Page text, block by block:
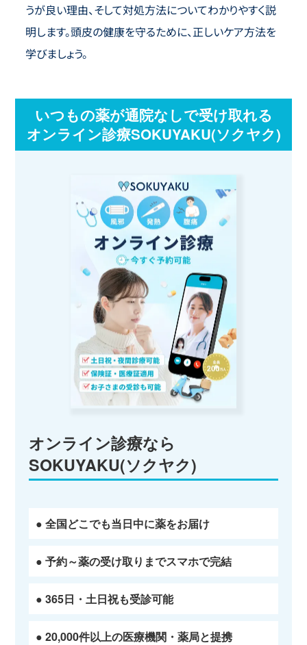
うが良い理由、そして対処方法についてわかりやすく説
明します。頭皮の健康を守るために、正しいケア方法を
学びましょう。
いつもの薬が通院なしで受け取れる
オンライン診療SOKUYAKU(ソクヤク)
オンライン診療なら
SOKUYAKU(ソクヤク)
● 全国どこでも当日中に薬をお届け
● 予約～薬の受け取りまでスマホで完結
● 365日・土日祝も受診可能
● 20,000件以上の医療機関・薬局と提携